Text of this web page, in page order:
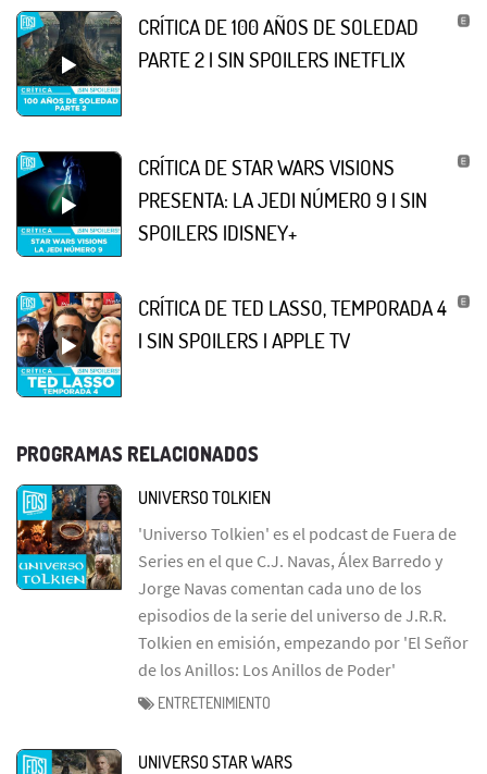
CRÍTICA DE 100 AÑOS DE SOLEDAD
PARTE 2 | SIN SPOILERS |NETFLIX
CRÍTICA DE STAR WARS VISIONS
PRESENTA: LA JEDI NÚMERO 9 | SIN
SPOILERS |DISNEY+
CRÍTICA DE TED LASSO, TEMPORADA 4
| SIN SPOILERS | APPLE TV
PROGRAMAS RELACIONADOS
UNIVERSO TOLKIEN
'Universo Tolkien' es el podcast de Fuera de
Series en el que C.J. Navas, Álex Barredo y
Jorge Navas comentan cada uno de los
episodios de la serie del universo de J.R.R.
Tolkien en emisión, empezando por 'El Señor
de los Anillos: Los Anillos de Poder'
ENTRETENIMIENTO
UNIVERSO STAR WARS